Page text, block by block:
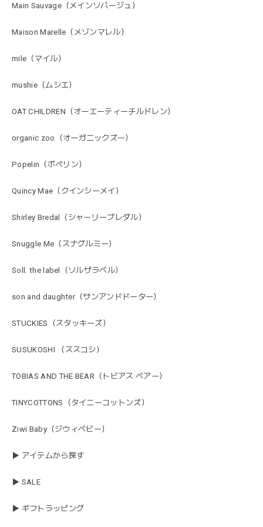
Main Sauvage（メインソバージュ）
Maison Marelle（メゾンマレル）
mile（マイル）
mushie（ムシエ）
OAT CHILDREN（オーエーティーチルドレン）
organic zoo（オーガニックズー）
Popelin（ポペリン）
Quincy Mae（クインシーメイ）
Shirley Bredal（シャーリーブレダル）
Snuggle Me（スナグルミー）
Soll. the label（ソルザラベル）
son and daughter（サンアンドドーター）
STUCKIES（スタッキーズ）
SUSUKOSHI （ススコシ）
TOBIAS AND THE BEAR（トビアス ベアー）
TINYCOTTONS（タイニーコットンズ）
Ziwi Baby（ジウィベビー）
▶ アイテムから探す
▶ SALE
▶ ギフトラッピング